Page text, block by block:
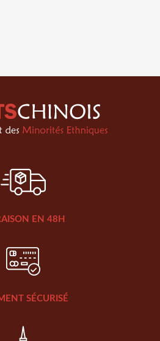
EN 48H
SÉCURISÉ